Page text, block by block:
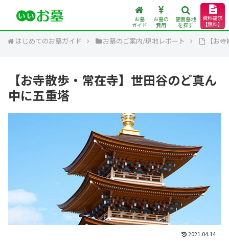
お墓
ガイド
お墓の
費用
霊園墓地
を探す
資料請求
【無料】
はじめてのお墓ガイド お墓のご案内/現地レポート 【お
【お寺散歩・常在寺】世田谷のど真ん
中に五重塔
2021.04.14